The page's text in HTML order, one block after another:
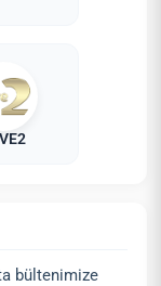
bültenimize